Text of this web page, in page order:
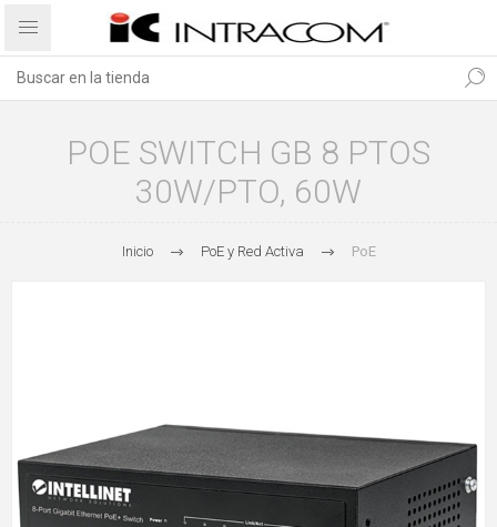
POE SWITCH GB 8 PTOS
30W/PTO, 60W
Inicio PoE y Red Activa PoE